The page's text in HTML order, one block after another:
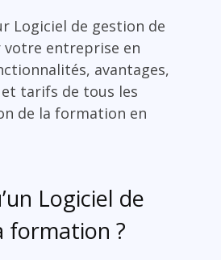
Logiciel de gestion de
entreprise en
avantages,
tarifs de tous les
de la formation en
Logiciel de
formation ?